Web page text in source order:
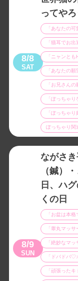
8/8
SAT
ってや
「あなたの
「猫耳でお
「ニャンと
「あなたの
「お兄さん
「ぽっちゃ
「ぽっちゃ
ぽっちゃり関
8/9
SUN
ながさ
（鍼）
日、ハ
くの日
「お盆は本
「睾丸マッ
「絶妙なマ
「ドバドバ♡
「頑張った